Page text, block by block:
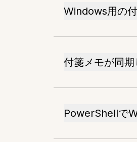
Windows用の
付箋メモが同
PowerShellで